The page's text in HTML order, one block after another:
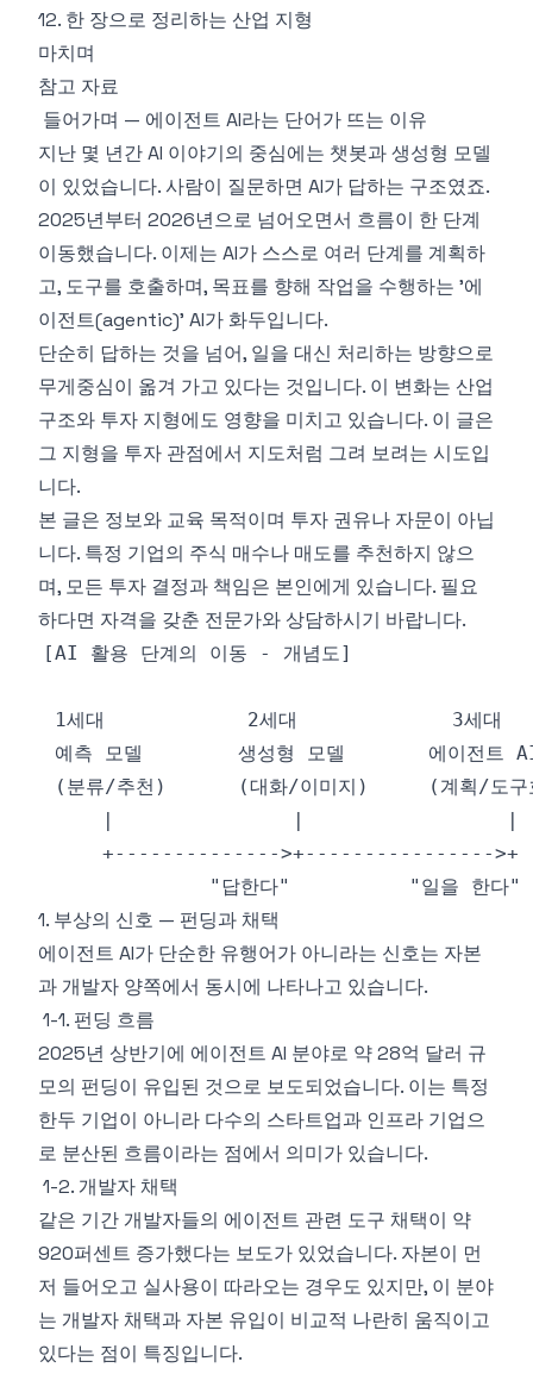
12. 한 장으로 정리하는 산업 지형
마치며
참고 자료
들어가며 — 에이전트 AI라는 단어가 뜨는 이유
지난 몇 년간 AI 이야기의 중심에는 챗봇과 생성형 모델
이 있었습니다. 사람이 질문하면 AI가 답하는 구조였죠.
2025년부터 2026년으로 넘어오면서 흐름이 한 단계
이동했습니다. 이제는 AI가 스스로 여러 단계를 계획하
고, 도구를 호출하며, 목표를 향해 작업을 수행하는 '에
이전트(agentic)' AI가 화두입니다.
단순히 답하는 것을 넘어, 일을 대신 처리하는 방향으로
무게중심이 옮겨 가고 있다는 것입니다. 이 변화는 산업
구조와 투자 지형에도 영향을 미치고 있습니다. 이 글은
그 지형을 투자 관점에서 지도처럼 그려 보려는 시도입
니다.
본 글은 정보와 교육 목적이며 투자 권유나 자문이 아닙
니다. 특정 기업의 주식 매수나 매도를 추천하지 않으
며, 모든 투자 결정과 책임은 본인에게 있습니다. 필요
하다면 자격을 갖춘 전문가와 상담하시기 바랍니다.
1. 부상의 신호 — 펀딩과 채택
에이전트 AI가 단순한 유행어가 아니라는 신호는 자본
과 개발자 양쪽에서 동시에 나타나고 있습니다.
1-1. 펀딩 흐름
2025년 상반기에 에이전트 AI 분야로 약 28억 달러 규
모의 펀딩이 유입된 것으로 보도되었습니다. 이는 특정
한두 기업이 아니라 다수의 스타트업과 인프라 기업으
로 분산된 흐름이라는 점에서 의미가 있습니다.
1-2. 개발자 채택
같은 기간 개발자들의 에이전트 관련 도구 채택이 약
920퍼센트 증가했다는 보도가 있었습니다. 자본이 먼
저 들어오고 실사용이 따라오는 경우도 있지만, 이 분야
는 개발자 채택과 자본 유입이 비교적 나란히 움직이고
있다는 점이 특징입니다.